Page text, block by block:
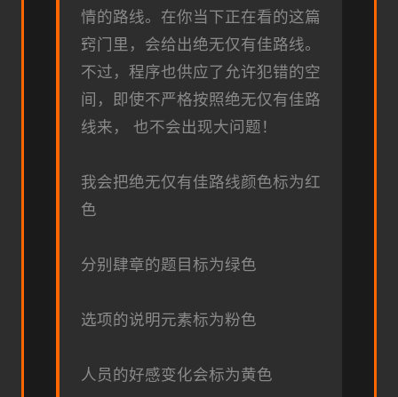
情的路线。在你当下正在看的这篇
窍门里，会给出绝无仅有佳路线。
不过，程序也供应了允许犯错的空
间，即使不严格按照绝无仅有佳路
线来， 也不会出现大问题！
我会把绝无仅有佳路线颜色标为红
色
分别肆章的题目标为绿色
选项的说明元素标为粉色
人员的好感变化会标为黄色